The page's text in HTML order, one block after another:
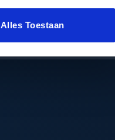
Alles Toestaan